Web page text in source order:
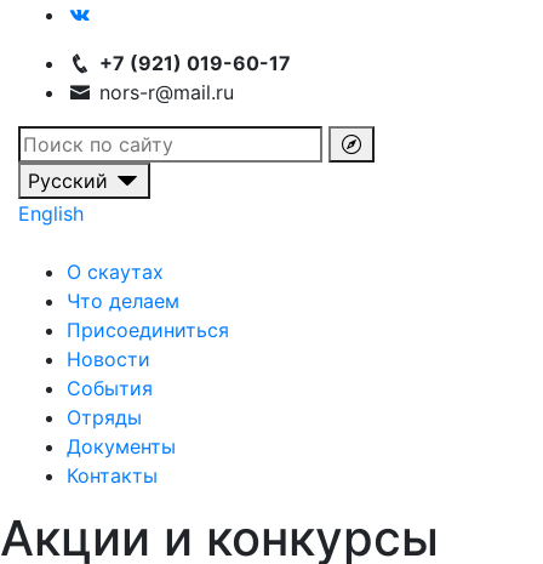
+7 (921) 019-60-17
nors-r@mail.ru
Русский
English
О скаутах
Что делаем
Присоединиться
Новости
События
Отряды
Документы
Контакты
Акции и конкурсы